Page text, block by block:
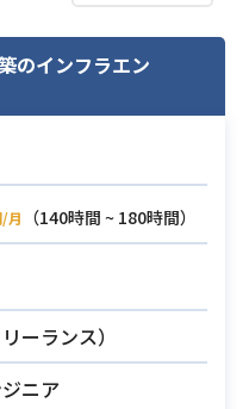
のインフラエン
月
（140時間 ~ 180時間）
ーランス）
ニア